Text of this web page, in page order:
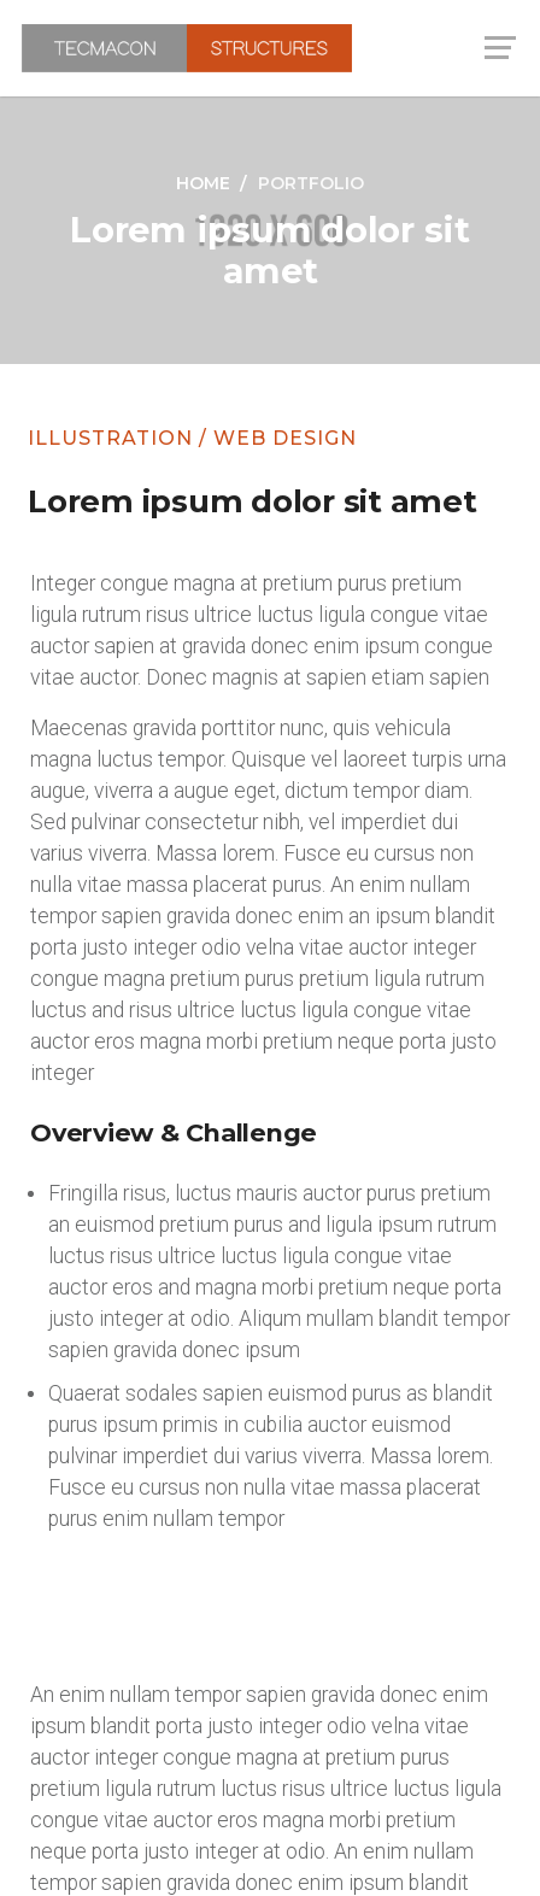
HOME PORTFOLIO
Lorem ipsum dolor sit
amet
ILLUSTRATION / WEB DESIGN
Lorem ipsum dolor sit amet
Integer congue magna at pretium purus pretium
ligula rutrum risus ultrice luctus ligula congue vitae
auctor sapien at gravida donec enim ipsum congue
vitae auctor. Donec magnis at sapien etiam sapien
Maecenas gravida porttitor nunc, quis vehicula
magna luctus tempor. Quisque vel laoreet turpis urna
augue, viverra a augue eget, dictum tempor diam.
Sed pulvinar consectetur nibh, vel imperdiet dui
varius viverra. Massa lorem. Fusce eu cursus non
nulla vitae massa placerat purus. An enim nullam
tempor sapien gravida donec enim an ipsum blandit
porta justo integer odio velna vitae auctor integer
congue magna pretium purus pretium ligula rutrum
luctus and risus ultrice luctus ligula congue vitae
auctor eros magna morbi pretium neque porta justo
integer
Overview & Challenge
Fringilla risus, luctus mauris auctor purus pretium
an euismod pretium purus and ligula ipsum rutrum
luctus risus ultrice luctus ligula congue vitae
auctor eros and magna morbi pretium neque porta
justo integer at odio. Aliqum mullam blandit tempor
sapien gravida donec ipsum
Quaerat sodales sapien euismod purus as blandit
purus ipsum primis in cubilia auctor euismod
pulvinar imperdiet dui varius viverra. Massa lorem.
Fusce eu cursus non nulla vitae massa placerat
purus enim nullam tempor
An enim nullam tempor sapien gravida donec enim
ipsum blandit porta justo integer odio velna vitae
auctor integer congue magna at pretium purus
pretium ligula rutrum luctus risus ultrice luctus ligula
congue vitae auctor eros magna morbi pretium
neque porta justo integer at odio. An enim nullam
tempor sapien gravida donec enim ipsum blandit